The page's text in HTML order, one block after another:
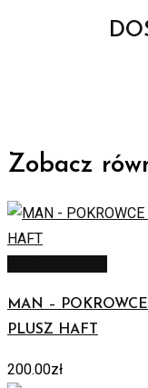
Zobacz
MAN –
PLUSZ HAFT
200.00zł